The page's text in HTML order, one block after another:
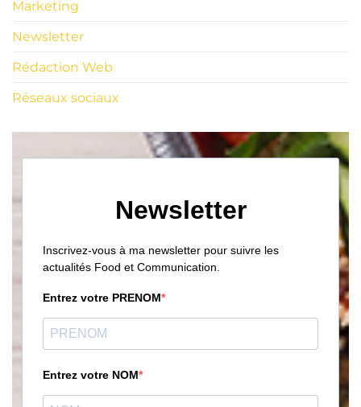
Marketing
Newsletter
Rédaction Web
Réseaux sociaux
Newsletter
Inscrivez-vous à ma newsletter pour suivre les
actualités Food et Communication.
Entrez votre PRENOM
Entrez votre NOM